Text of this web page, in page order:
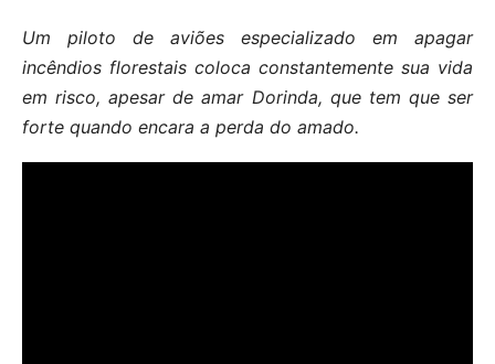
Um piloto de aviões especializado em apagar
incêndios florestais coloca constantemente sua vida
em risco, apesar de amar Dorinda, que tem que ser
forte quando encara a perda do amado.